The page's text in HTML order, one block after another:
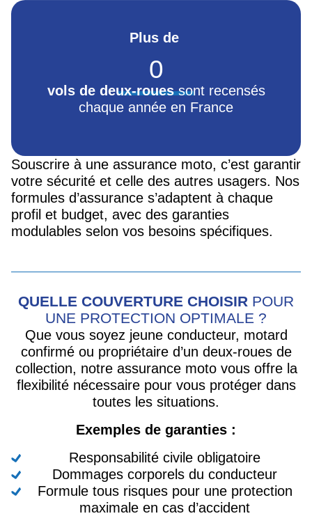
Plus de
0
vols de deux-rouessont recensés
chaque année en France
Souscrire à une assurance moto, c’est garantir
votre sécurité et celle des autres usagers. Nos
formules d’assurance s’adaptent à chaque
profil et budget, avec des garanties
modulables selon vos besoins spécifiques.
QUELLE COUVERTURE CHOISIR POUR
UNE PROTECTION OPTIMALE ?
Que vous soyez jeune conducteur, motard
confirmé ou propriétaire d’un deux-roues de
collection, notre assurance moto vous offre la
flexibilité nécessaire pour vous protéger dans
toutes les situations.
Exemples de garanties :
Responsabilité civile obligatoire
Dommages corporels du conducteur
Formule tous risques pour une protection
maximale en cas d’accident